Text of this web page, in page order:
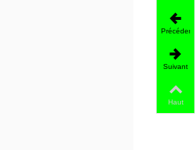
Précédent
Suivant
Haut